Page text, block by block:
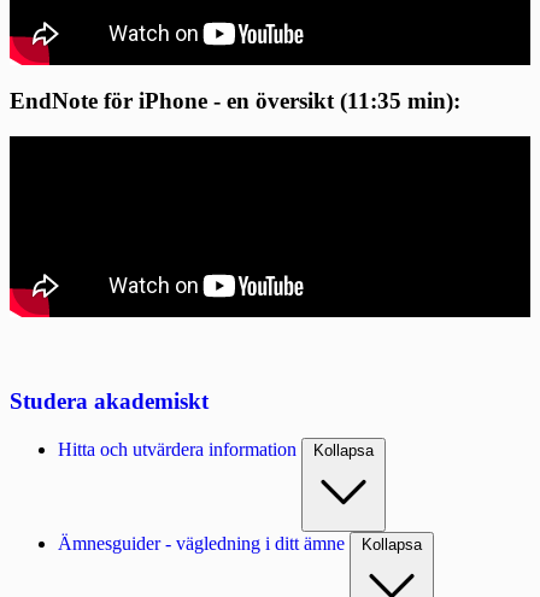
EndNote för iPhone - en översikt (11:35 min):
Studera akademiskt
Hitta och utvärdera information Kollapsa
Ämnesguider - vägledning i ditt ämne Kollapsa